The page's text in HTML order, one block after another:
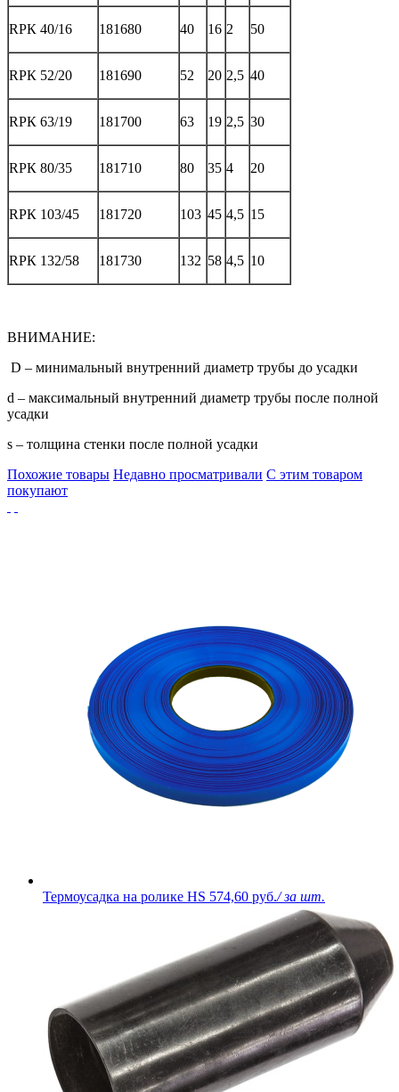
RPК 40/16 181680 40 16 2 50
RPК 52/20 181690 52 20 2,5 40
RPК 63/19 181700 63 19 2,5 30
RPК 80/35 181710 80 35 4 20
RPК 103/45 181720 103 45 4,5 15
RPК 132/58 181730 132 58 4,5 10
ВНИМАНИЕ:
D – минимальный внутренний диаметр трубы до усадки
d – максимальный внутренний диаметр трубы после полной
усадки
s – толщина стенки после полной усадки
Похожие товары Недавно просматривали С этим товаром
покупают
Термоусадка на ролике HS 574,60 руб./ за шт.